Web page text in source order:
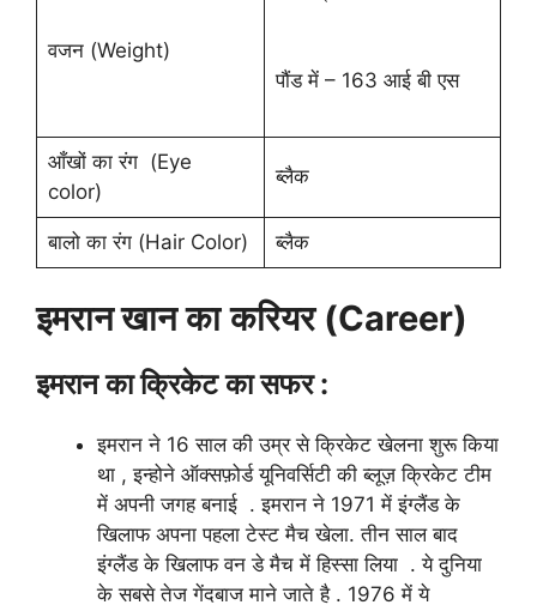
वजन (Weight)
पौंड में – 163 आई बी एस
आँखों का रंग (Eye
color)
ब्लैक
बालो का रंग (Hair Color) ब्लैक
इमरान खान का करियर (Career)
इमरान का क्रिकेट का सफर :
इमरान ने 16 साल की उम्र से क्रिकेट खेलना शुरू किया
था , इन्होने ऑक्सफ़ोर्ड यूनिवर्सिटी की ब्लूज़ क्रिकेट टीम
में अपनी जगह बनाई . इमरान ने 1971 में इंग्लैंड के
खिलाफ अपना पहला टेस्ट मैच खेला. तीन साल बाद
इंग्लैंड के खिलाफ वन डे मैच में हिस्सा लिया . ये दुनिया
के सबसे तेज गेंदबाज माने जाते है . 1976 में ये